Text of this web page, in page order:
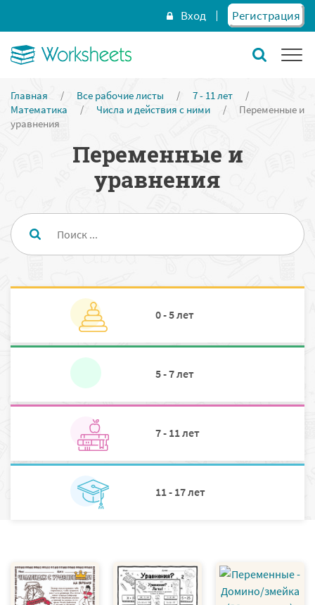
Вход Регистрация
Главная / Все рабочие листы / 7 - 11 лет
/
Математика
/ Числа и действия с ними /
Переменные и
уравнения
Переменные и
уравнения
0 - 5 лет
5 - 7 лет
7 - 11 лет
11 - 17 лет